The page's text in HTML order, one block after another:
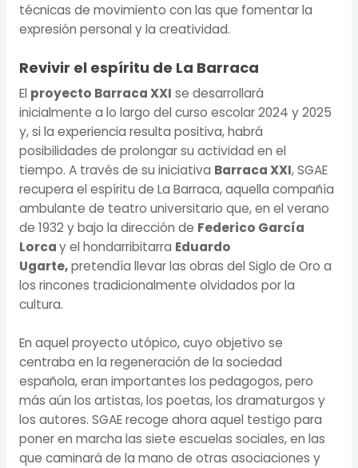
técnicas de movimiento con las que fomentar la
expresión personal y la creatividad.
Revivir el espíritu de La Barraca
El proyecto Barraca XXI se desarrollará
inicialmente a lo largo del curso escolar 2024 y 2025
y, si la experiencia resulta positiva, habrá
posibilidades de prolongar su actividad en el
tiempo. A través de su iniciativa Barraca XXI,SGAE
recupera el espíritu de La Barraca,aquella compañía
ambulante de teatro universitario que, en el verano
de 1932 y bajo la dirección de Federico García
Lorcay el hondarribitarra Eduardo
Ugarte,pretendía llevar las obras del Siglo de Oro a
los rincones tradicionalmente olvidados por la
cultura.
En aquel proyecto utópico, cuyo objetivo se
centraba en la regeneración de la sociedad
española, eran importantes los pedagogos, pero
más aún los artistas, los poetas, los dramaturgos y
los autores. SGAE recoge ahora aquel testigo para
poner en marcha las siete escuelas sociales, en las
que caminará de la mano de otras asociaciones y